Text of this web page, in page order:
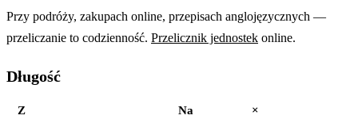
Przy podróży, zakupach online, przepisach anglojęzycznych —
przeliczanie to codzienność. Przelicznik jednostek online.
Długość
Z Na ×